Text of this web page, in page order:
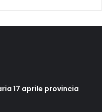
17 aprile provincia